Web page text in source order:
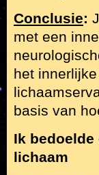
Conclusie:
met een
het
basis van
Ik
lichaam